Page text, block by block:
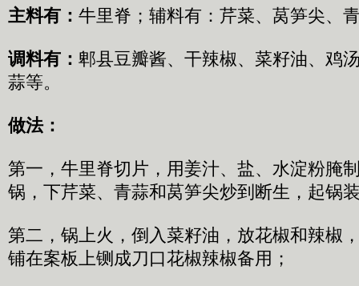
主料有： 牛里脊；辅料有：芹菜、莴笋尖、
调料有： 郫县豆瓣酱、干辣椒、菜籽油、鸡
蒜等。
做法：
第一，牛里脊切片，用姜汁、盐、水淀粉腌
锅，下芹菜、青蒜和莴笋尖炒到断生，起锅
第二，锅上火，倒入菜籽油，放花椒和辣椒
铺在案板上铡成刀口花椒辣椒备用；